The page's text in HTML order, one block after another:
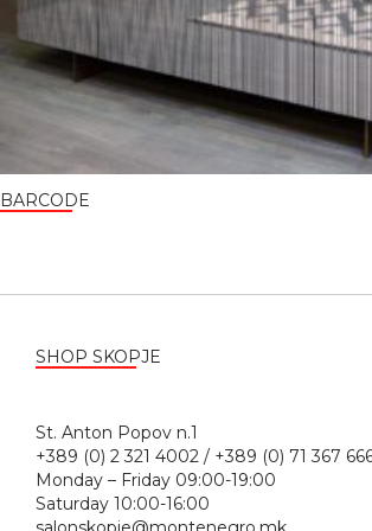
BARCODE
SHOP SKOPJE
St. Anton
+389 (0) 2 321 4002 / +389 (0) 71 367
Monday – Friday 09:00-19:00
Saturday 10:00-16:00